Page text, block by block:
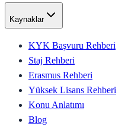
Kaynaklar
KYK Başvuru Rehberi
Staj Rehberi
Erasmus Rehberi
Yüksek Lisans Rehberi
Konu Anlatımı
Blog